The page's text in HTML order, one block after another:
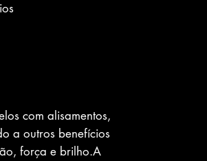
com alisamentos,
a outros benefícios
força e brilho.A